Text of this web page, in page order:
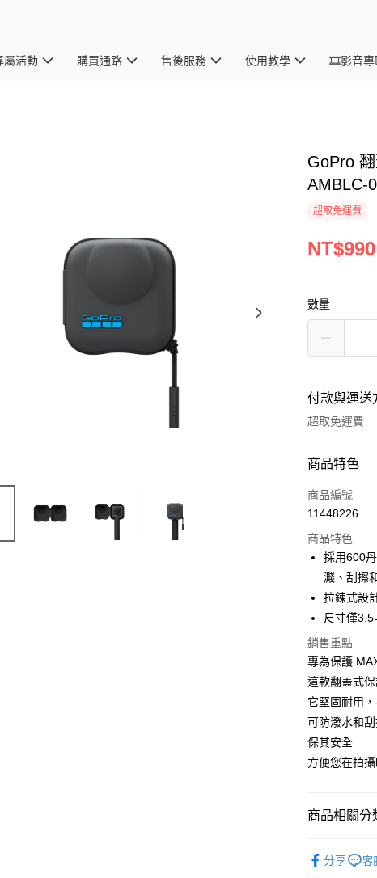
屬活動 購買通路 售後服務 使用教學 🎞影音專
GoPro
AMBLC-
超取免運費
NT$990
數量
付款與運送
超取免運費
付款方式
信用卡一次付
3 期 0
合作金庫商
華南商業銀
國泰世華
臺灣中小企
匯豐（台
聯邦商業
玉山商業
台新國際
台灣樂天信
6 期 0 利
合作金庫
華南商業
國泰世華商
臺灣中小
匯豐（台
聯邦商業
元大商業
台新國際商
台灣樂天
超商取貨付款
Apple Pay
全盈+PAY
付款後全家取
商品特色
商品編號
11448226
商品特色
採用600
濺、刮擦
拉鍊式設
尺寸僅
銷售重點
專為保護
這款翻蓋式
它堅固耐用
可防潑水和
保其安全
方便您在拍
商品相關分
分享
客